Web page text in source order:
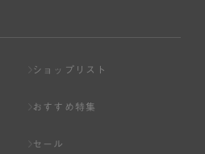
ショップリスト
おすすめ特集
セール